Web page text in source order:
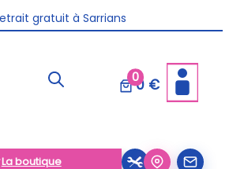
gratuit à Sarrians
dans toute la France
00 €
La boutique